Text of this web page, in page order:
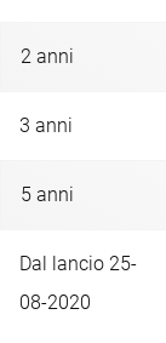
2 anni
3 anni
5 anni
Dal lancio 25-
08-2020